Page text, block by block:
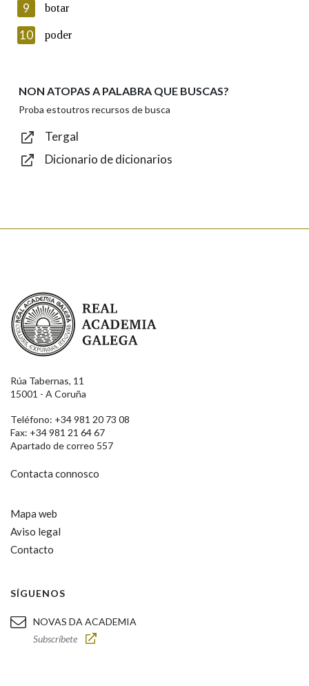
Introduce o código que aparece na imaxe:
Texto de verificación
9 botar
10 poder
NON ATOPAS A PALABRA QUE BUSCAS?
Proba estoutros recursos de busca
Tergal
Dicionario de dicionarios
Real Academia Galega
Rúa Tabernas, 11
15001 - A Coruña
Teléfono: +34 981 20 73 08
Fax: +34 981 21 64 67
Apartado de correo 557
Contacta connosco
Mapa web
Aviso legal
Contacto
SÍGUENOS
NOVAS DA ACADEMIA
Subscríbete